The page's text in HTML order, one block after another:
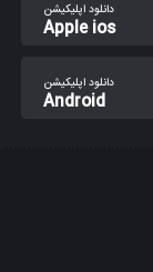
دانلود اپلیکیشن
Apple ios
دانلود اپلیکیشن
Android